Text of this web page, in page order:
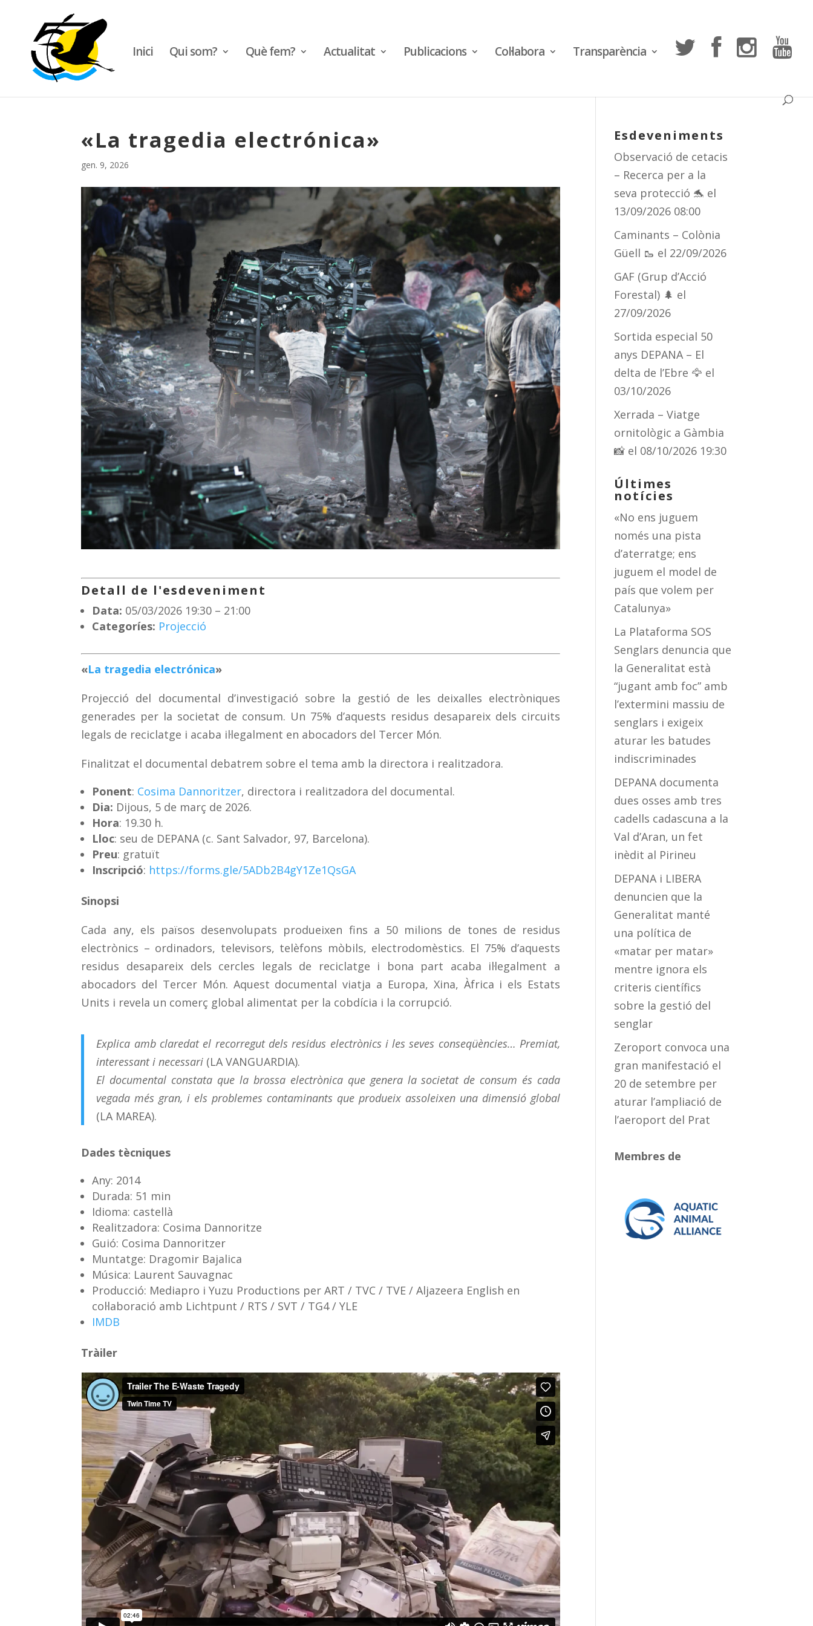
Inici Qui som? Què fem? Actualitat Publicacions Col·labora Transparència
«La tragedia electrónica»
gen. 9, 2026
Detall de l'esdeveniment
Data: 05/03/2026 19:30 – 21:00
Categoríes: Projecció
«La tragedia electrónica»
Projecció del documental d’investigació sobre la gestió de les deixalles electròniques
generades per la societat de consum. Un 75% d’aquests residus desapareix dels circuits
legals de reciclatge i acaba il·legalment en abocadors del Tercer Món.
Finalitzat el documental debatrem sobre el tema amb la directora i realitzadora.
Ponent: Cosima Dannoritzer, directora i realitzadora del documental.
Dia: Dijous, 5 de març de 2026.
Hora: 19.30 h.
Lloc: seu de DEPANA (c. Sant Salvador, 97, Barcelona).
Preu: gratuït
Inscripció: https://forms.gle/5ADb2B4gY1Ze1QsGA
Sinopsi
Cada any, els països desenvolupats produeixen fins a 50 milions de tones de residus
electrònics – ordinadors, televisors, telèfons mòbils, electrodomèstics. El 75% d’aquests
residus desapareix dels cercles legals de reciclatge i bona part acaba il·legalment a
abocadors del Tercer Món. Aquest documental viatja a Europa, Xina, Àfrica i els Estats
Units i revela un comerç global alimentat per la cobdícia i la corrupció.
Explica amb claredat el recorregut dels residus electrònics i les seves conseqüències… Premiat,
interessant i necessari (LA VANGUARDIA).
El documental constata que la brossa electrònica que genera la societat de consum és cada
vegada més gran, i els problemes contaminants que produeix assoleixen una dimensió global
(LA MAREA).
Dades tècniques
Any: 2014
Durada: 51 min
Idioma: castellà
Realitzadora: Cosima Dannoritze
Guió: Cosima Dannoritzer
Muntatge: Dragomir Bajalica
Música: Laurent Sauvagnac
Producció: Mediapro i Yuzu Productions per ART / TVC / TVE / Aljazeera English en
col·laboració amb Lichtpunt / RTS / SVT / TG4 / YLE
IMDB
Tràiler
Esdeveniments
Observació de cetacis
– Recerca per a la
seva protecció 🐬 el
13/09/2026 08:00
Caminants – Colònia
Güell 🥾 el 22/09/2026
GAF (Grup d’Acció
Forestal) 🌲 el
27/09/2026
Sortida especial 50
anys DEPANA – El
delta de l’Ebre 🦅 el
03/10/2026
Xerrada – Viatge
ornitològic a Gàmbia
📸 el 08/10/2026 19:30
Últimes
notícies
«No ens juguem
només una pista
d’aterratge; ens
juguem el model de
país que volem per
Catalunya»
La Plataforma SOS
Senglars denuncia que
la Generalitat està
“jugant amb foc” amb
l’extermini massiu de
senglars i exigeix
aturar les batudes
indiscriminades
DEPANA documenta
dues osses amb tres
cadells cadascuna a la
Val d’Aran, un fet
inèdit al Pirineu
DEPANA i LIBERA
denuncien que la
Generalitat manté
una política de
«matar per matar»
mentre ignora els
criteris científics
sobre la gestió del
senglar
Zeroport convoca una
gran manifestació el
20 de setembre per
aturar l’ampliació de
l’aeroport del Prat
Membres de